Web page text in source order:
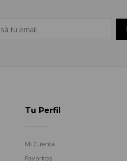
Tu Perfil
Mi Cuenta
Favoritos